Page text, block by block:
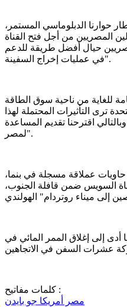
حوارنا الدبلوماسي المستمر،
المصريين من أجل فتح القناة
حيال أفضل طريقة للدعم
في عمليات إخراج السفينة".
للغاية من ناحية سوق الطاقة
ترى التأثيرات المحتملة لهذا
اقترحنا تقديم ​​المساعدة
لمصر".
عملاقة مسجلة في بنما،
السويس ضمن قافلة الجنوب،
إلى إغلاق الممر المائي في
كلمات مفاتيح :
مصر
أمريكا جو بايدن